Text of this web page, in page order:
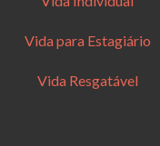
Vida para Estagiário
Vida Resgatável